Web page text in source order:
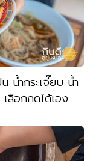
น้ำกระเจี๊ยบ น้ำ
เลือกกดได้เอง